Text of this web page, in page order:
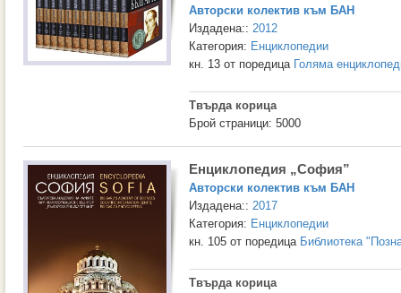
Авторски колектив към БАН
Издадена:: 2012
Категория: Енциклопедии
кн. 13 от поредица Голяма
Твърда корица
Брой страници: 5000
Енциклопедия „София”
Авторски колектив към БАН
Издадена:: 2017
Категория: Енциклопедии
кн. 105 от поредица Библиотека
Твърда корица